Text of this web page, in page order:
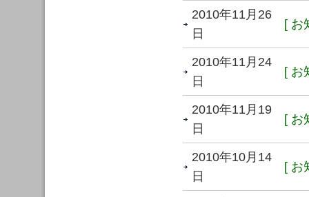
2010年11月26
日
[ お
2010年11月24
日
[ お
2010年11月19
日
[ お
2010年10月14
日
[ お